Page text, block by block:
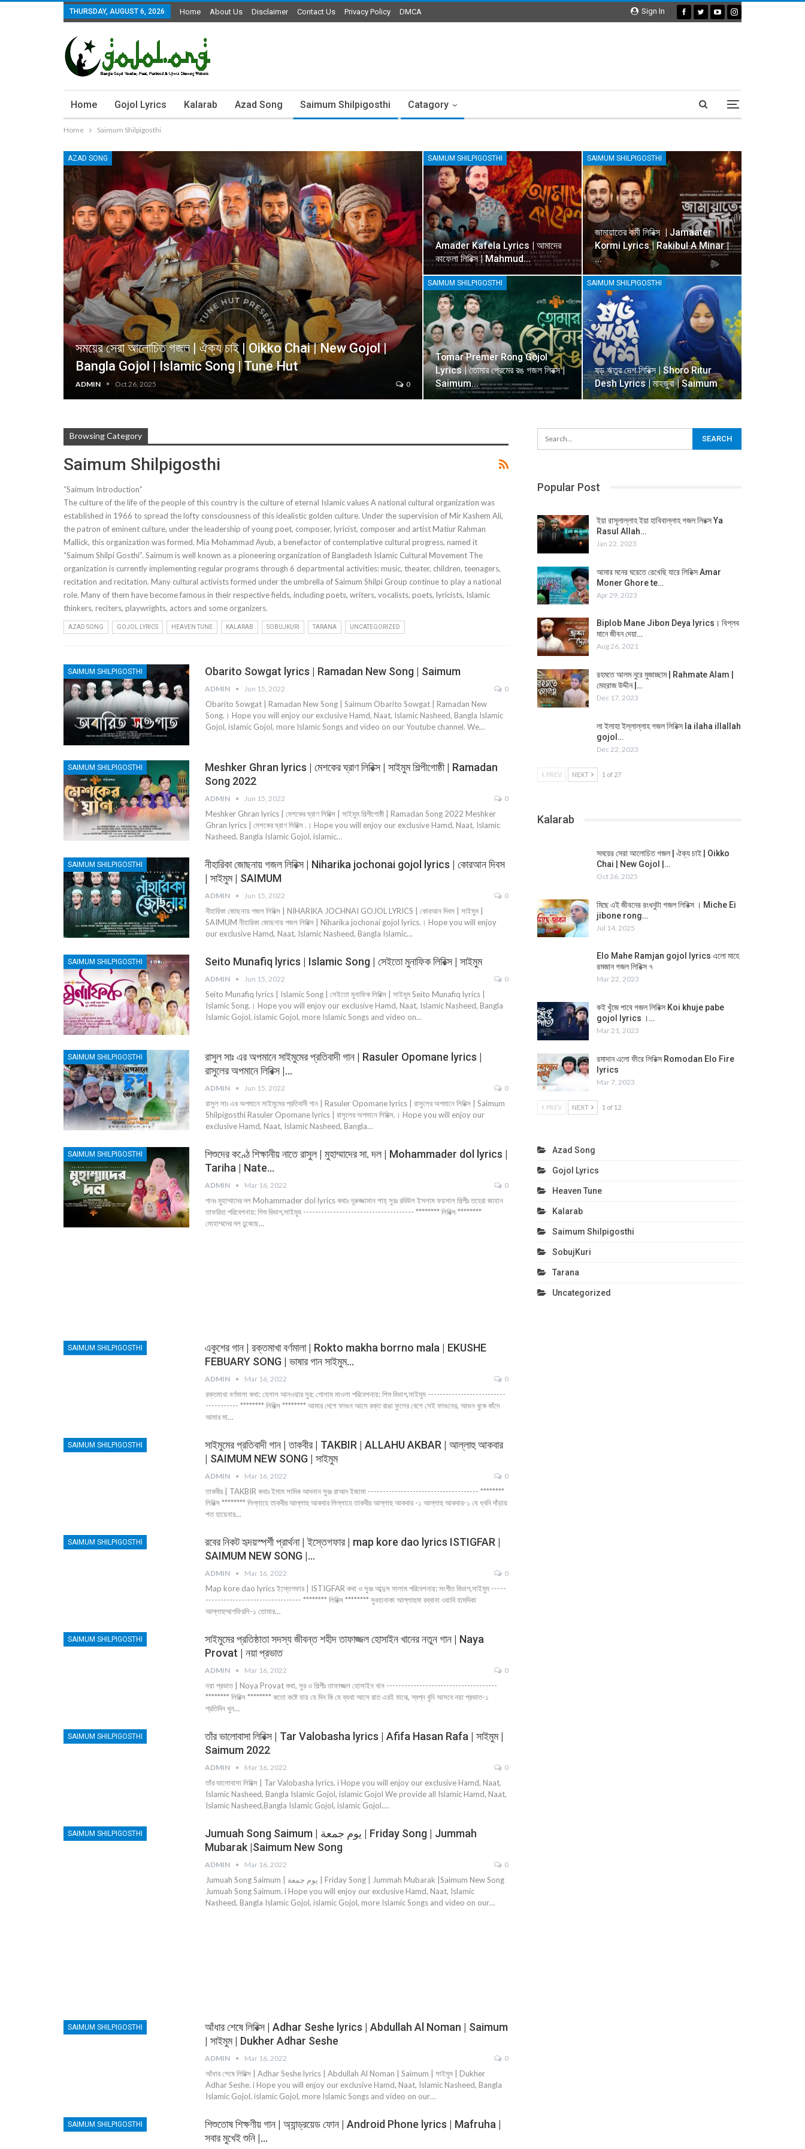
Sign In
THURSDAY, AUGUST 6, 2026 Home About Us Disclaimer Contact Us Privacy Policy DMCA
Home Gojol Lyrics Kalarab Azad Song Saimum Shilpigosthi Catagory
Home Saimum Shilpigosthi
AZAD SONG
সময়ের সেরা আলোচিত গজল | ঐক্য চাই | Oikko Chai | New Gojol |
Bangla Gojol | Islamic Song | Tune Hut
ADMIN Oct 26, 2025 0
SAIMUM SHILPIGOSTHI
Amader Kafela Lyrics | আমাদের
কাফেলা লিরিক্স | Mahmud…
SAIMUM SHILPIGOSTHI
জামায়াতের কর্মী লিরিক্স | Jamaater
Kormi Lyrics | Rakibul A Minar |
…
SAIMUM SHILPIGOSTHI
Tomar Premer Rong Gojol
Lyrics | তোমার প্রেমের রঙ গজল লিরক্স |
Saimum…
SAIMUM SHILPIGOSTHI
ষড় ঋতুর দেশ লিরিক্স | Shoro Ritur
Desh Lyrics | মাহজুবা | Saimum
Browsing Category
Saimum Shilpigosthi
“Saimum Introduction”
The culture of the life of the people of this country is the culture of eternal Islamic values A national cultural organization was
established in 1966 to spread the lofty consciousness of this idealistic golden culture. Under the supervision of Mir Kashem Ali,
the patron of eminent culture, under the leadership of young poet, composer, lyricist, composer and artist Matiur Rahman
Mallick, this organization was formed. Mia Mohammad Ayub, a benefactor of contemplative cultural progress, named it
“Saimum Shilpi Gosthi”. Saimum is well known as a pioneering organization of Bangladesh Islamic Cultural Movement The
organization is currently implementing regular programs through 6 departmental activities: music, theater, children, teenagers,
recitation and recitation. Many cultural activists formed under the umbrella of Saimum Shilpi Group continue to play a national
role. Many of them have become famous in their respective fields, including poets, writers, vocalists, poets, lyricists, Islamic
thinkers, reciters, playwrights, actors and some organizers.
AZAD SONG GOJOL LYRICS HEAVEN TUNE KALARAB SOBUJKURI TARANA UNCATEGORIZED
SAIMUM SHILPIGOSTHI Obarito Sowgat lyrics | Ramadan New Song | Saimum
ADMIN Jun 15, 2022 0
Obarito Sowgat | Ramadan New Song | Saimum Obarito Sowgat | Ramadan New
Song.। Hope you will enjoy our exclusive Hamd, Naat, Islamic Nasheed, Bangla Islamic
Gojol, islamic Gojol, more Islamic Songs and video on our Youtube channel. We…
SAIMUM SHILPIGOSTHI
Meshker Ghran lyrics | মেশকের ঘ্রাণ লিরিক্স | সাইমুম শিল্পীগোষ্ঠী | Ramadan
Song 2022
ADMIN Jun 15, 2022 0
Meshker Ghran lyrics | মেশকের ঘ্রাণ লিরিক্স | সাইমুম শিল্পীগোষ্ঠী | Ramadan Song 2022 Meshker
Ghran lyrics | মেশকের ঘ্রাণ লিরিক্স .। Hope you will enjoy our exclusive Hamd, Naat, Islamic
Nasheed, Bangla Islamic Gojol, islamic…
SAIMUM SHILPIGOSTHI
নীহারিকা জোছনায় গজল লিরিক্স | Niharika jochonai gojol lyrics | কোরআন দিবস
| সাইমুম | SAIMUM
ADMIN Jun 15, 2022 0
নীহারিকা জোছনায় গজল লিরিক্স | NIHARIKA JOCHNAI GOJOL LYRICS | কোরআন দিবস | সাইমুম |
SAIMUM নীহারিকা জোছনায় গজল লিরিক্স | Niharika jochonai gojol lyrics.। Hope you will enjoy
our exclusive Hamd, Naat, Islamic Nasheed, Bangla Islamic…
SAIMUM SHILPIGOSTHI Seito Munafiq lyrics | Islamic Song | সেইতো মুনাফিক লিরিক্স | সাইমুম
ADMIN Jun 15, 2022 0
Seito Munafiq lyrics | Islamic Song | সেইতো মুনাফিক লিরিক্স | সাইমুম Seito Munafiq lyrics |
Islamic Song.। Hope you will enjoy our exclusive Hamd, Naat, Islamic Nasheed, Bangla
Islamic Gojol, islamic Gojol, more Islamic Songs and video on…
SAIMUM SHILPIGOSTHI
রাসুল সাঃ এর অপমানে সাইমুমের প্রতিবাদী গান | Rasuler Opomane lyrics |
রাসুলের অপমানে লিরিক্স |…
ADMIN Jun 15, 2022 0
রাসুল সাঃ এর অপমানে সাইমুমের প্রতিবাদী গান | Rasuler Opomane lyrics | রাসুলের অপমানে লিরিক্স | Saimum
Shilpigosthi Rasuler Opomane lyrics | রাসুলের অপমানে লিরিক্স.। Hope you will enjoy our
exclusive Hamd, Naat, Islamic Nasheed, Bangla…
SAIMUM SHILPIGOSTHI
শিশুদের কণ্ঠে শিক্ষানীয় নাতে রাসুল | মুহাম্মাদের সা. দল | Mohammader dol lyrics |
Tariha | Nate…
ADMIN Mar 16, 2022 0
গানঃ মুহাম্মাদের দল Mohammader dol lyrics কথাঃ নূরুজ্জামান শাহ্ সুরঃ রবিউল ইসলাম ফয়সাল শিল্পীঃ তহেরা জাহান
তাফরিহা পরিবেশনায়: শিশু বিভাগ,সাইমুম ------------------------------------- ******** লিরিক্স ********
মোহাম্মদের দল ঢুকেছে…
SAIMUM SHILPIGOSTHI
একুশের গান | রক্তমাখা বর্ণমালা | Rokto makha borrno mala | EKUSHE
FEBUARY SONG | ভাষার গান সাইমুম…
ADMIN Mar 16, 2022 0
রক্তমাখা বর্ণমালা কথা: হেলাল আনওয়ার সুর: গোলাম মাওলা পরিবেশনায়: শিশু বিভাগ,সাইমুম --------------------------
----------- ******** লিরিক্স ******** আমার দেশে ফাগুন আসে রক্ত রাঙা ফুলের বেশে সেই ফাগুনের, আগুন বুকে কাঁদে
আমার মা…
SAIMUM SHILPIGOSTHI
সাইমুমের প্রতিবাদী গান | তাকবীর | TAKBIR | ALLAHU AKBAR | আল্লাহু আকবার
| SAIMUM NEW SONG | সাইমুম
ADMIN Mar 16, 2022 0
তাকবীর | TAKBIR কথাঃ ইমাম সাদিক আদনান সুরঃ রাআদ ইজামা ------------------------------------- ********
লিরিক্স ******** লিল্লাহে তাকবীর আল্লাহু আকবার লিল্লাহে তাকবীর আল্লাহু আকবার -১ আল্লাহু আকবার-১ যে ধ্বনি দাঁড়ায়
শত হায়েনার…
SAIMUM SHILPIGOSTHI
রবের নিকট হৃদয়স্পর্শী প্রার্থনা | ইস্তেগফার | map kore dao lyrics ISTIGFAR |
SAIMUM NEW SONG |…
ADMIN Mar 16, 2022 0
Map kore dao lyrics ইস্তেগফার | ISTIGFAR কথা ও সুরঃ আব্দুস সালাম পরিবেশনায়: সংগীত বিভাগ,সাইমুম -----
-------------------------------- ******** লিরিক্স ******** সুবহানাকা আল্লাহুমা রব্বানা ওয়াবি হামদিকা
আল্লাহুম্মাগফিরলি-১ তোমার…
SAIMUM SHILPIGOSTHI
সাইমুমের প্রতিষ্ঠাতা সদস্য জীবন্ত শহীদ তাফাজ্জল হোসাইন খানের নতুন গান | Naya
Provat | নয়া প্রভাত
ADMIN Mar 16, 2022 0
নয়া প্রভাত | Noya Provat কথা, সুর ও শিল্পীঃ তাফাজ্জল হোসাইন খান -------------------------------------
******** লিরিক্স ******** কতো কষ্টে যায় যে দিন কি যে ব্যথা আসে রাত এরই মাঝে, স্বপ্ন বুনি আসবে নয়া প্রভাত-১
প্রতিদিন খুন…
SAIMUM SHILPIGOSTHI
তাঁর ভালোবাসা লিরিক্স | Tar Valobasha lyrics | Afifa Hasan Rafa | সাইমুম |
Saimum 2022
ADMIN Mar 16, 2022 0
তাঁর ভালোবাসা লিরিক্স | Tar Valobasha lyrics. i Hope you will enjoy our exclusive Hamd, Naat,
Islamic Nasheed, Bangla Islamic Gojol, islamic Gojol We provide all Islamic Hamd, Naat,
Islamic Nasheed,Bangla Islamic Gojol, islamic Gojol.…
SAIMUM SHILPIGOSTHI
Jumuah Song Saimum | يوم جمعة | Friday Song | Jummah
Mubarak |Saimum New Song
ADMIN Mar 16, 2022 0
Jumuah Song Saimum | يوم جمعة | Friday Song | Jummah Mubarak |Saimum New Song
Jumuah Song Saimum. i Hope you will enjoy our exclusive Hamd, Naat, Islamic
Nasheed, Bangla Islamic Gojol, islamic Gojol, more Islamic Songs and video on our…
SAIMUM SHILPIGOSTHI
আঁধার শেষে লিরিক্স | Adhar Seshe lyrics | Abdullah Al Noman | Saimum
| সাইমুম | Dukher Adhar Seshe
ADMIN Mar 16, 2022 0
আঁধার শেষে লিরিক্স | Adhar Seshe lyrics | Abdullah Al Noman | Saimum | সাইমুম | Dukher
Adhar Seshe. i Hope you will enjoy our exclusive Hamd, Naat, Islamic Nasheed, Bangla
Islamic Gojol, islamic Gojol, more Islamic Songs and video on our…
SAIMUM SHILPIGOSTHI
শিশুতোষ শিক্ষণীয় গান | অ্যান্ড্রয়েড ফোন | Android Phone lyrics | Mafruha |
সবার মুখেই শুনি |…
Popular Post
ইয়া রাসূলাল্লাহ ইয়া হাবিবাল্লাহ গজল লিরক্স Ya
Rasul Allah…
Jan 22, 2023
আমার মনের ঘরেতে রেখেছি যারে লিরিক্স Amar
Moner Ghore te…
Apr 29, 2023
Biplob Mane Jibon Deya lyrics। বিপ্লব
মানে জীবন দেয়া…
Aug 26, 2021
রহমতে আলম নুরে মুজাচ্ছাম | Rahmate Alam |
মেহরাজ উদ্দীন |…
Dec 17, 2023
লা ইলাহা ইল্লাল্লাহ গজল লিরিক্স la ilaha illallah
gojol…
Dec 22, 2023
PREV NEXT 1 of 27
Kalarab
সময়ের সেরা আলোচিত গজল | ঐক্য চাই | Oikko
Chai | New Gojol |…
Oct 26, 2025
মিছে এই জীবনের রংধনুটা গজল লিরিক্স । Miche Ei
jibone rong…
Jul 14, 2025
Elo Mahe Ramjan gojol lyrics এলো মাহে
রমজান গজল লিরিক্স ৭
Mar 22, 2023
কই খুঁজে পাবে গজল লিরিক্স Koi khuje pabe
gojol lyrics ।…
Mar 21, 2023
রমাদান এলো ফীরে লিরিক্স Romodan Elo Fire
lyrics
Mar 7, 2023
PREV NEXT 1 of 12
Azad Song
Gojol Lyrics
Heaven Tune
Kalarab
Saimum Shilpigosthi
SobujKuri
Tarana
Uncategorized